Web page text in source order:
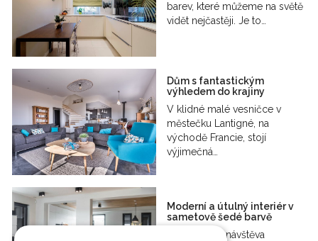
barev, které můžeme na světě
vidět nejčastěji. Je to…
Dům s fantastickým
výhledem do krajiny
V klidné malé vesničce v
městečku Lantigné, na
východě Francie, stojí
výjimečná…
Moderní a útulný interiér v
sametově šedé barvě
Naše dnešní návštěva